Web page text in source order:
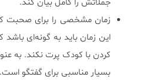
جملاتش را کامل بیان کند.
زمان مشخصی را برای صحبت
این زمان باید به گونه‌ای
کردن با کودک پرت نکند. به
بسیار مناسبی برای گفتگو است.